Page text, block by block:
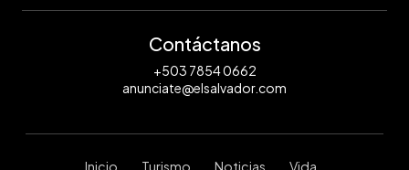
Contáctanos
+503 7854 0662
anunciate@elsalvador.com
Inicio Turismo Noticias Vida